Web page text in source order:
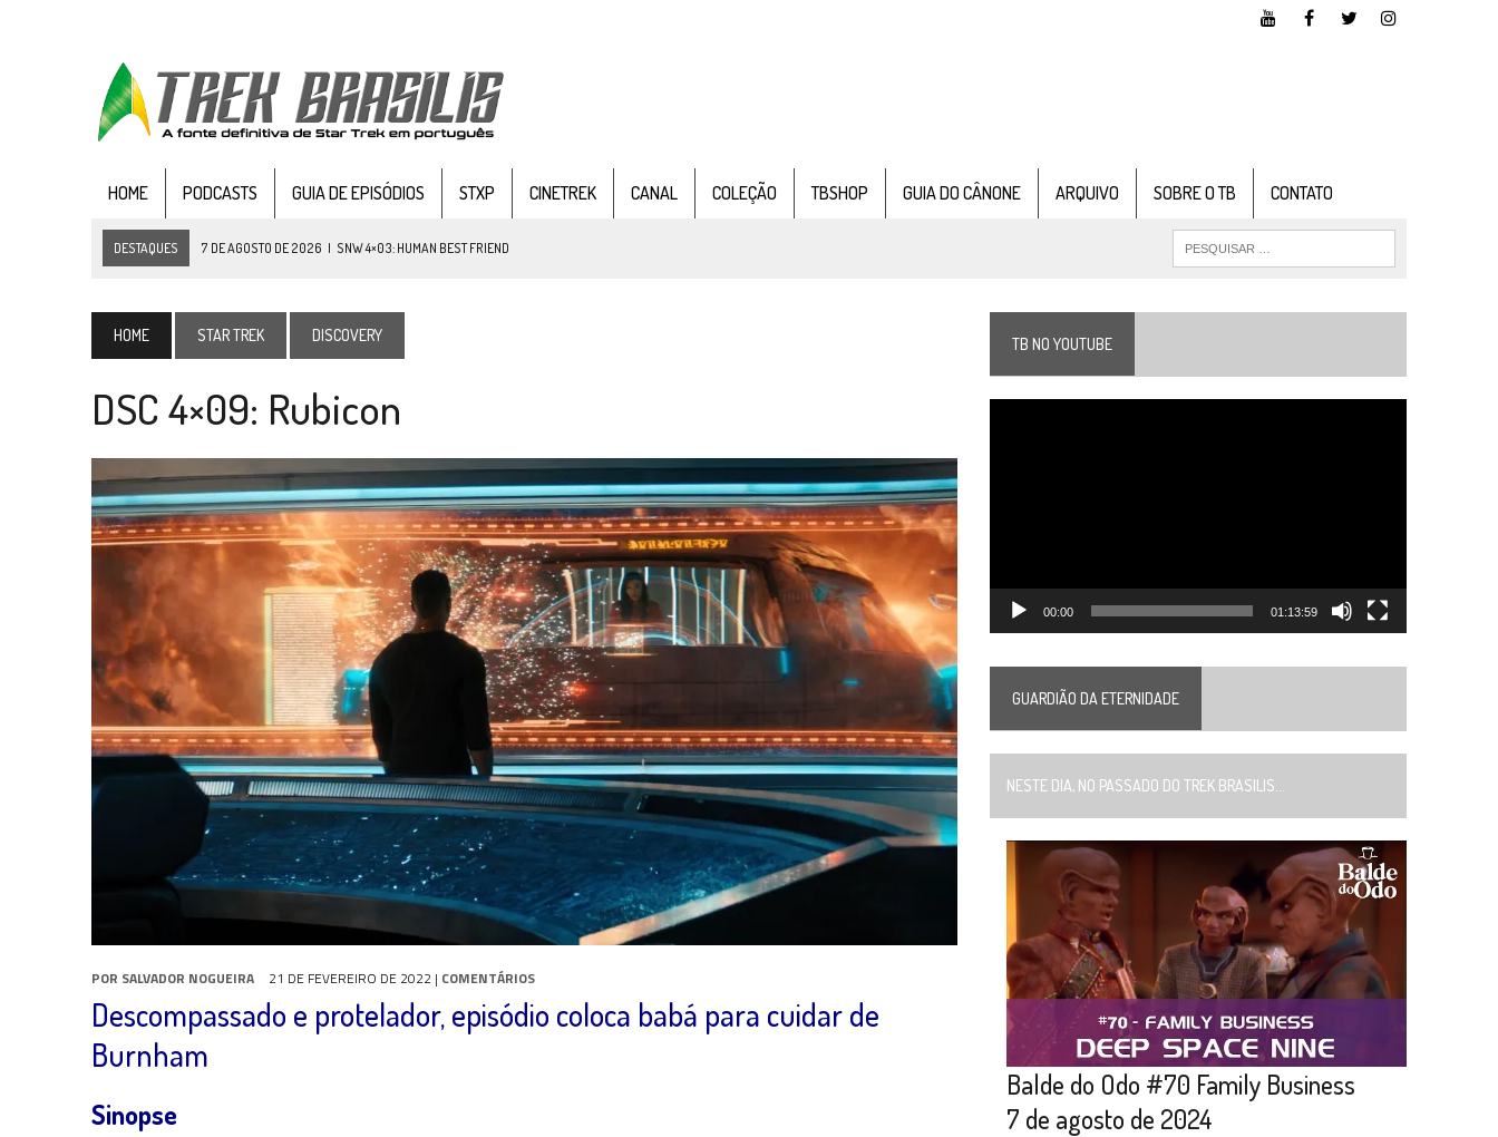
HOME PODCASTS GUIA DE EPISÓDIOS STXP CINETREK CANAL COLEÇÃO TBSHOP GUIA DO CÂNONE ARQUIVO SOBRE O TB CONTATO
DESTAQUES 6 DE AGOSTO DE 2026 | NOVA TEMPORADA DETHE CENTER SEAT
3 DE AGOSTO DE 2026 | VEJA FOTOS DO TERCEIRO EPISÓDIO DA 4ª TEMPORADA DE STRANGE NEW WORDS
3 DE AGOSTO DE 2026 | PARAMOUNT E CBS DERRUBAM NOVO VÍDEO DO FILME DE FÃS AXANAR HORAS APÓS ESTREIA
ELENCO DE STRANGE NEW WORLDS ENCARA O FIM DE UMA ERA NA SDCC
31 DE JULHO DE 2026 | GRANDES JORNADAS | QUATRO EPISÓDIOS DESTAR TREKSOBRE DIFERENTES PONTOS DE VISTA
7 DE AGOSTO DE 2026 | GRANDES JORNADAS | SEIS EPISÓDIOS DESTAR TREKSOBRE PATERNIDADE
7 DE AGOSTO DE 2026 SNW 4×03: HUMAN BEST FRIEND
HOME STAR TREK DISCOVERY
DSC 4×09: Rubicon
POR SALVADOR NOGUEIRA 21 DE FEVEREIRO DE 2022 | COMENTÁRIOS
Descompassado e protelador, episódio coloca babá para cuidar de
Burnham
Sinopse
TB NO YOUTUBE
00:00 01:13:59
GUARDIÃO DA ETERNIDADE
NESTE DIA, NO PASSADO DO TREK BRASILIS...
Balde do Odo #70 Family Business
7 de agosto de 2024